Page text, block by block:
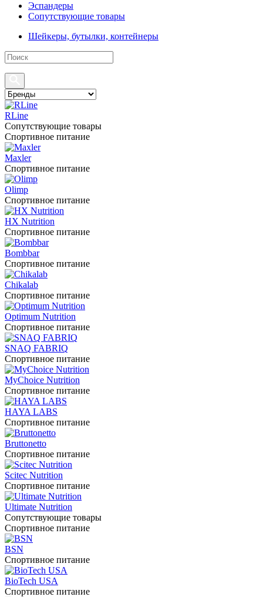
Эспандеры
Сопутствующие товары
Шейкеры, бутылки, контейнеры
RLine
Сопутствующие товары
Спортивное питание
Maxler
Спортивное питание
Olimp
Спортивное питание
HX Nutrition
Спортивное питание
Bombbar
Спортивное питание
Chikalab
Спортивное питание
Optimum Nutrition
Спортивное питание
SNAQ FABRIQ
Спортивное питание
MyChoice Nutrition
Спортивное питание
HAYA LABS
Спортивное питание
Bruttonetto
Спортивное питание
Scitec Nutrition
Спортивное питание
Ultimate Nutrition
Сопутствующие товары
Спортивное питание
BSN
Спортивное питание
BioTech USA
Спортивное питание